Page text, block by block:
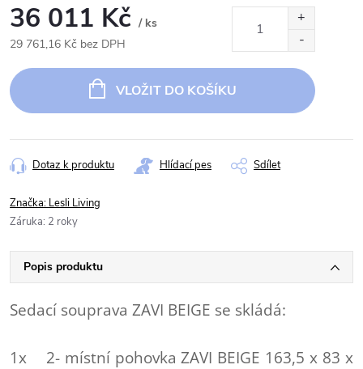
36 011 Kč / ks
29 761,16 Kč bez DPH
cena:
VLOŽIT DO KOŠÍKU
Dotaz k produktu Hlídací pes Sdílet
Značka: Lesli Living
Záruka: 2 roky
Popis produktu
Sedací souprava ZAVI BEIGE se skládá:
1x 2- místní pohovka ZAVI BEIGE 163,5 x 83 x